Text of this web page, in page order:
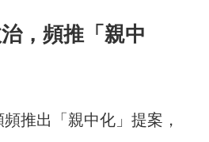
，頻推「親中
推出「親中化」提案，